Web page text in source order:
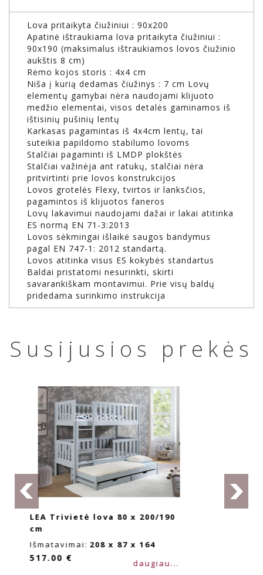
Lova pritaikyta čiužiniui : 90x200
Apatinė ištraukiama lova pritaikyta čiužiniui :
90x190 (maksimalus ištraukiamos lovos čiužinio
aukštis 8 cm)
Rėmo kojos storis : 4x4 cm
Niša į kurią dedamas čiužinys : 7 cm Lovų
elementų gamybai nėra naudojami klijuoto
medžio elementai, visos detalės gaminamos iš
ištisinių pušinių lentų
Karkasas pagamintas iš 4x4cm lentų, tai
suteikia papildomo stabilumo lovoms
Stalčiai pagaminti iš LMDP plokštės
Stalčiai važinėja ant ratukų, stalčiai nėra
pritvirtinti prie lovos konstrukcijos
Lovos grotelės Flexy, tvirtos ir lanksčios,
pagamintos iš klijuotos faneros
Lovų lakavimui naudojami dažai ir lakai atitinka
ES normą EN 71-3:2013
Lovos sėkmingai išlaikė saugos bandymus
pagal EN 747-1: 2012 standartą.
Lovos atitinka visus ES kokybės standartus
Baldai pristatomi nesurinkti, skirti
savarankiškam montavimui. Prie visų baldų
pridedama surinkimo instrukcija
Susijusios prekės
LEA Trivietė lova 90 x 190/180
Išmatavimai: 198 x 97 x 164
524.00 € daugiau...